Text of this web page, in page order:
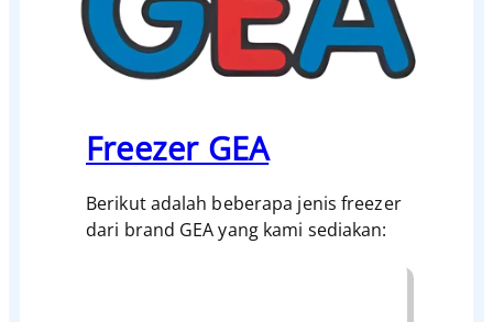
Freezer GEA
Berikut adalah beberapa jenis freezer
dari brand GEA yang kami sediakan: